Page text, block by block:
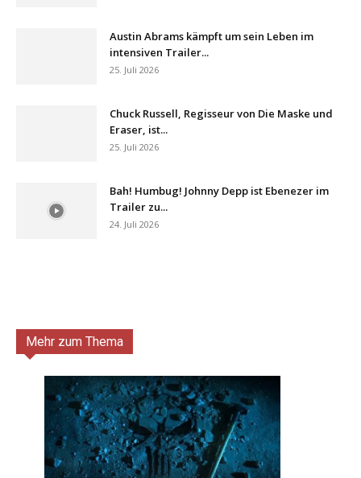
Austin Abrams kämpft um sein Leben im
intensiven Trailer...
25. Juli 2026
Chuck Russell, Regisseur von Die Maske und
Eraser, ist...
25. Juli 2026
Bah! Humbug! Johnny Depp ist Ebenezer im
Trailer zu...
24. Juli 2026
Mehr zum Thema